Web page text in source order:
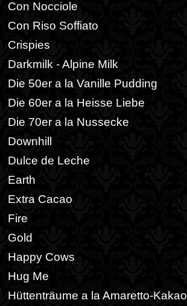
Con Nocciole
Con Riso Soffiato
Crispies
Darkmilk - Alpine Milk
Die 50er a la Vanille Pudding
Die 60er a la Heisse Liebe
Die 70er a la Nussecke
Downhill
Dulce de Leche
Earth
Extra Cacao
Fire
Gold
Happy Cows
Hug Me
Hüttenträume a la Amaretto-Kakao